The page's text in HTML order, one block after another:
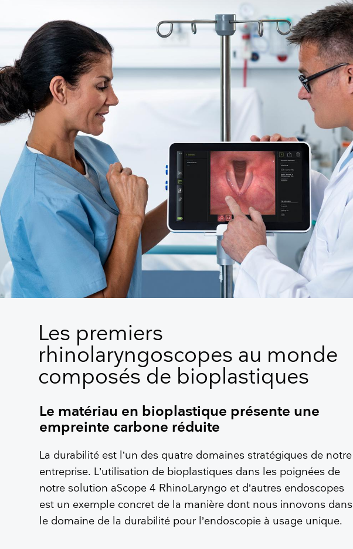
Les premiers
rhinolaryngoscopes au monde
composés de bioplastiques
Le matériau en bioplastique présente une
empreinte carbone réduite
La durabilité est l’un des quatre domaines stratégiques de notre
entreprise. L’utilisation de bioplastiques dans les poignées de
notre solution aScope 4 RhinoLaryngo et d’autres endoscopes
est un exemple concret de la manière dont nous innovons dans
le domaine de la durabilité pour l’endoscopie à usage unique.